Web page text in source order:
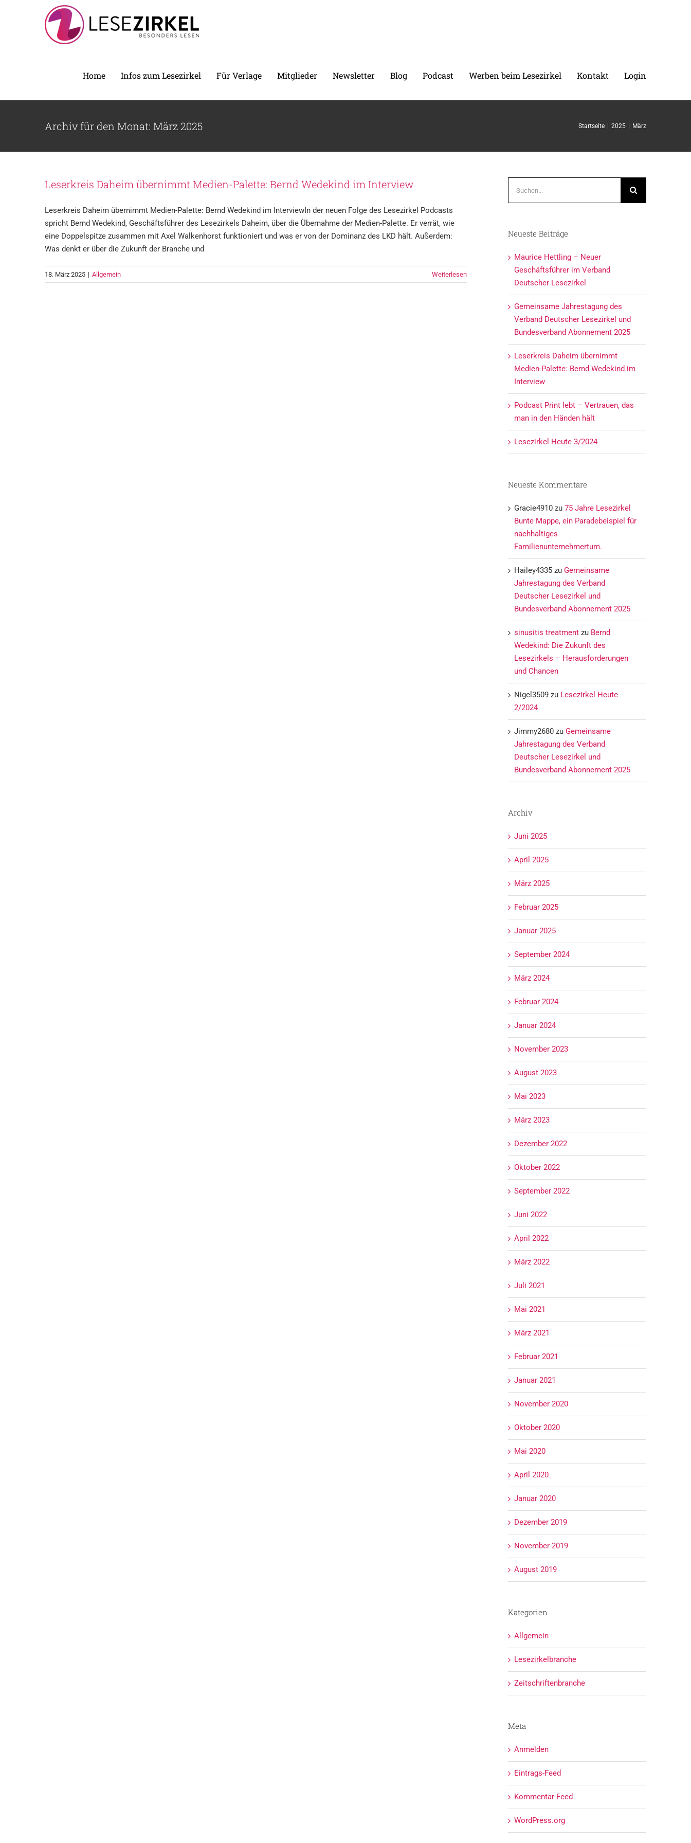
Home Infos zum Lesezirkel Für Verlage Mitglieder Newsletter Blog Podcast Werben beim Lesezirkel Kontakt Login
Archiv für den Monat: März 2025 Startseite 2025 März
Leserkreis Daheim übernimmt Medien-Palette: Bernd Wedekind im Interview
Leserkreis Daheim übernimmt Medien-Palette: Bernd Wedekind im InterviewIn der neuen Folge des Lesezirkel Podcasts
spricht Bernd Wedekind, Geschäftsführer des Lesezirkels Daheim, über die Übernahme der Medien-Palette. Er verrät, wie
eine Doppelspitze zusammen mit Axel Walkenhorst funktioniert und was er von der Dominanz des LKD hält. Außerdem:
Was denkt er über die Zukunft der Branche und
18. März 2025 | Allgemein Weiterlesen
nach:
Neueste Beiträge
Maurice Hettling – Neuer
Geschäftsführer im Verband
Deutscher Lesezirkel
Gemeinsame Jahrestagung des
Verband Deutscher Lesezirkel und
Bundesverband Abonnement 2025
Leserkreis Daheim übernimmt
Medien-Palette: Bernd Wedekind im
Interview
Podcast Print lebt – Vertrauen, das
man in den Händen hält
Lesezirkel Heute 3/2024
Neueste Kommentare
Gracie4910zu 75 Jahre Lesezirkel
Bunte Mappe, ein Paradebeispiel für
nachhaltiges
Familienunternehmertum.
Hailey4335zu Gemeinsame
Jahrestagung des Verband
Deutscher Lesezirkel und
Bundesverband Abonnement 2025
sinusitis treatmentzu Bernd
Wedekind: Die Zukunft des
Lesezirkels – Herausforderungen
und Chancen
Nigel3509zu Lesezirkel Heute
2/2024
Jimmy2680zu Gemeinsame
Jahrestagung des Verband
Deutscher Lesezirkel und
Bundesverband Abonnement 2025
Archiv
Juni 2025
April 2025
März 2025
Februar 2025
Januar 2025
September 2024
März 2024
Februar 2024
Januar 2024
November 2023
August 2023
Mai 2023
März 2023
Dezember 2022
Oktober 2022
September 2022
Juni 2022
April 2022
März 2022
Juli 2021
Mai 2021
März 2021
Februar 2021
Januar 2021
November 2020
Oktober 2020
Mai 2020
April 2020
Januar 2020
Dezember 2019
November 2019
August 2019
Kategorien
Allgemein
Lesezirkelbranche
Zeitschriftenbranche
Meta
Anmelden
Eintrags-Feed
Kommentar-Feed
WordPress.org